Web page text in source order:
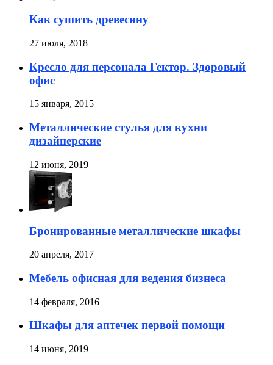
Как сушить древесину
27 июля, 2018
Кресло для персонала Гектор. Здоровый
офис
15 января, 2015
Металлические стулья для кухни
дизайнерские
12 июня, 2019
Бронированные металлические шкафы
20 апреля, 2017
Мебель офисная для ведения бизнеса
14 февраля, 2016
Шкафы для аптечек первой помощи
14 июня, 2019